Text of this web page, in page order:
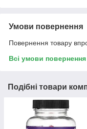
Умови повернення
Повернення товару
Всі умови повернення
Подібні товари